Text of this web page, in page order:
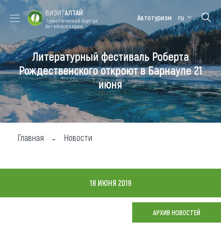
Форум VISIT
ALTAI
Цветение
маральника
Медицинский
форум
Алтайская
зимовка
Туры
Где побывать
Чем заняться
Карта
ВИЗИТАЛТАЙ
Туристический портал
Алтайского края
Автотуризм ru
Литературный фестиваль Роберта
Рождественского откроют в Барнауле 21
июня
Главная Новости
18 ИЮНЯ 2019
АРХИВ НОВОСТЕЙ